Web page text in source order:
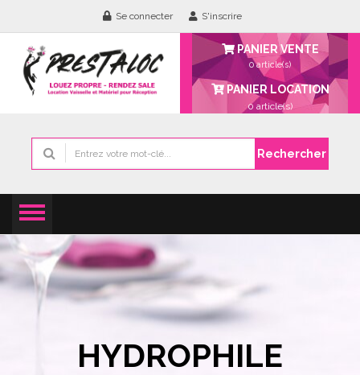
Se connecter S'inscrire
PANIER VENTE
0 article(s)
PANIER LOCATION
0 article(s)
Rechercher
HYDROPHILE